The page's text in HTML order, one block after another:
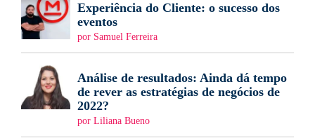
Experiência do Cliente: o sucesso dos
eventos
por Samuel Ferreira
Análise de resultados: Ainda dá tempo
de rever as estratégias de negócios de
2022?
por Liliana Bueno